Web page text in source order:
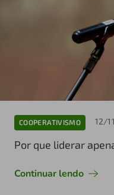
COOPERATIVISMO 12/
Por que liderar
Continuar lendo